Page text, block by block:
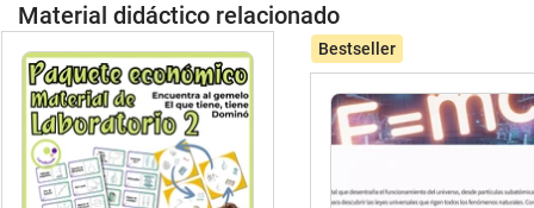
Material didáctico relacionado
Bestseller